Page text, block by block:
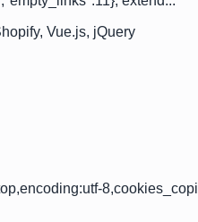
Vue.js, jQuery